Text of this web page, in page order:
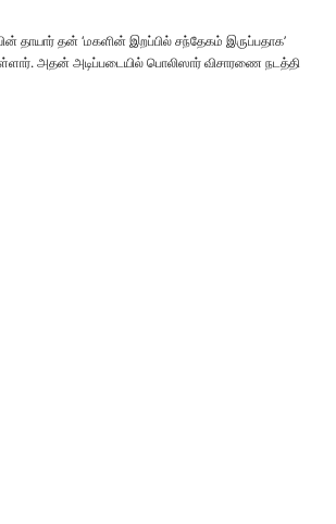
தாயார் தன் ‘மகளின் இறப்பில் சந்தேகம் இருப்பதாக’
அதன் அடிப்படையில் பொலிஸார் விசாரணை நடத்தி